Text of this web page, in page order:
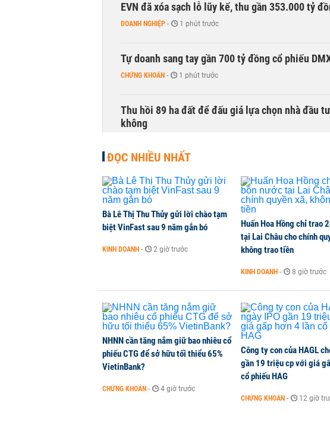
EVN đã xóa sạch lỗ lũy kế, thu gần 353.000 tỷ
DOANH NGHIỆP - 1 phút trước
Tự doanh sang tay gần 700 tỷ đồng cổ phiếu
CHỨNG KHOÁN - 1 phút trước
Thu hồi 89 ha đất để đấu giá lựa chọn nhà đầu
không
Dòng tiền ngoại bất ngờ trở lại TTCK, ai đã mua
CHỨNG KHOÁN 9 phút trước
Kiến nghị đưa người bán hàng online, lao động
TikToker Khánh Sky, Vua Quạt, Hồ Văn Khoa bị
ĐỌC NHIỀU NHẤT
Bà Lê Thị Thu Thủy gửi lời chào tạm
biệt VinFast sau 9 năm gắn bó
KINH DOANH - 2 giờ trước
Huấn Hoa Hồng chỉ trao
tại Lai Châu cho chính
không trao tiền
KINH DOANH - 8 giờ trước
NHNN cần tăng nắm giữ bao nhiêu cổ
phiếu CTG để sở hữu tối thiểu 65%
VietinBank?
CHỨNG KHOÁN - 4 giờ trước
Công ty con của HAGL
gần 19 triệu cp với giá
cổ phiếu HAG
CHỨNG KHOÁN - 12 giờ